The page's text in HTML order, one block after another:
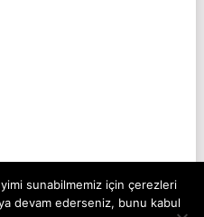
sunabilmemiz için çerezleri
devam ederseniz, bunu kabul